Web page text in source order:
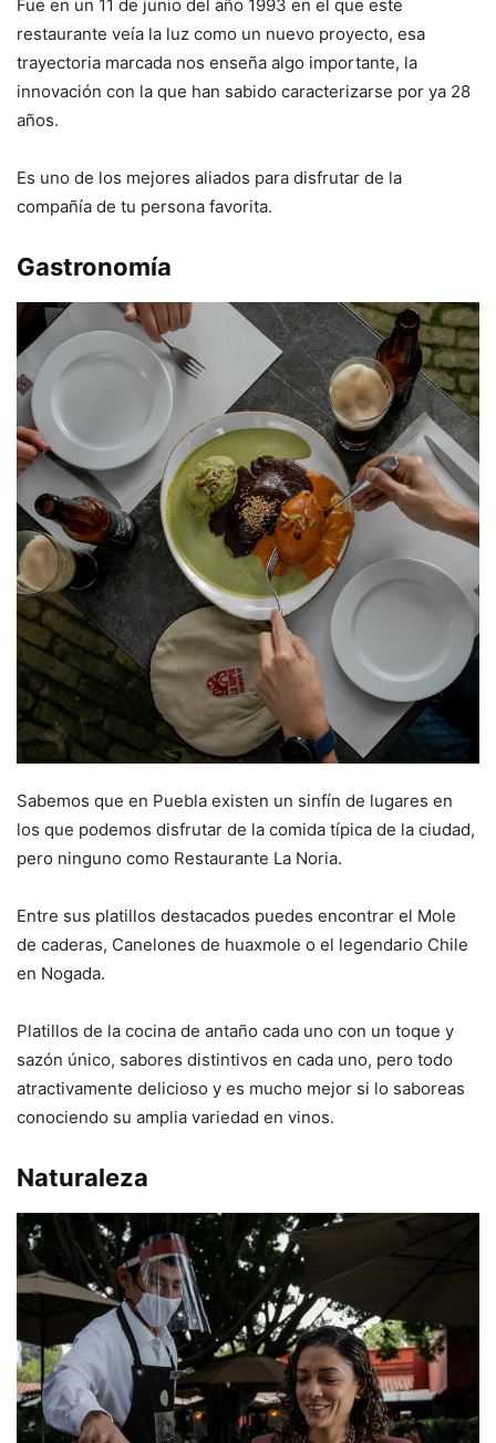
Fue en un 11 de junio del año 1993 en el que este
restaurante veía la luz como un nuevo proyecto, esa
trayectoria marcada nos enseña algo importante, la
innovación con la que han sabido caracterizarse por ya 28
años.
Es uno de los mejores aliados para disfrutar de la
compañía de tu persona favorita.
Gastronomía
Sabemos que en Puebla existen un sinfín de lugares en
los que podemos disfrutar de la comida típica de la ciudad,
pero ninguno como Restaurante La Noria.
Entre sus platillos destacados puedes encontrar el Mole
de caderas, Canelones de huaxmole o el legendario Chile
en Nogada.
Platillos de la cocina de antaño cada uno con un toque y
sazón único, sabores distintivos en cada uno, pero todo
atractivamente delicioso y es mucho mejor si lo saboreas
conociendo su amplia variedad en vinos.
Naturaleza